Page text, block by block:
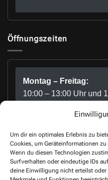
Um dir ein optimales Erlebnis zu
Cookies, um Geräteinformationen
Wenn du diesen Technologien
Surfverhalten oder eindeutige IDs
deine Einwilligung nicht erteilst
Öffnungszeiten
Montag – Freitag:
10:00 – 13:00 Uhr und
Sonntag: Geschlossen